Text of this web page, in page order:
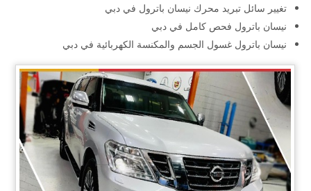
تغيير سائل تبريد محرك نيسان باترول في دبي
نيسان باترول فحص كامل في دبي
نيسان باترول غسول الجسم والمكنسة الكهربائية في دبي